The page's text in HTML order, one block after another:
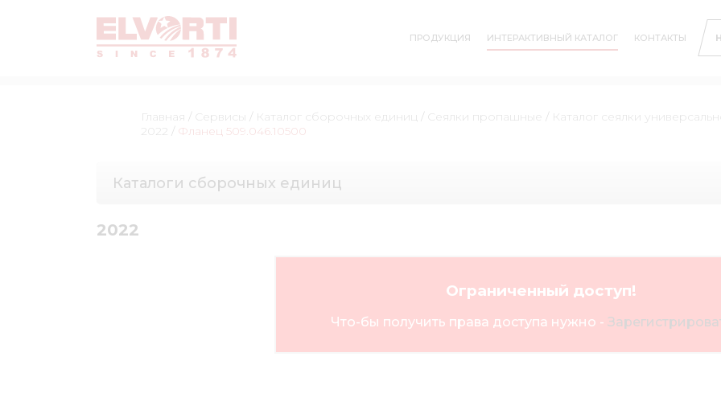
ПРОДУКЦИЯ ИНТЕРАКТИВНЫЙ КАТАЛОГ КОНТАКТЫ
Главная / Сервисы / Каталог сборочных единиц / Сеялки пропашные / Каталог сеялки
2022 / Фланец 509.046.10500
Каталоги сборочных единиц
2022
Ограниченный доступ!
Что-бы получить права доступа нужно -